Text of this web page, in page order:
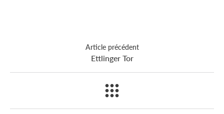
Article précédent
Ettlinger Tor